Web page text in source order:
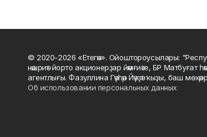
© 2020-2026 «Етегән». Ойоштороусылары:
нәшриәт йорто акционерҙар йәмғиәте, БР Матбуғат
агентлығы. Фазуллина Гәүһәр Йәүҙәт ҡыҙы, баш
Об использовании персональных данных